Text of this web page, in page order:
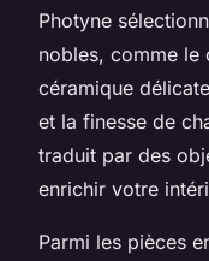
Photyne
nobles, comme le
céramique
et la finesse de
traduit par des
enrichir votre
Parmi les pièces